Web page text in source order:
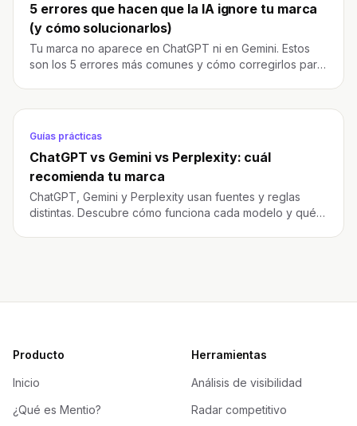
5 errores que hacen que la IA ignore tu marca
(y cómo solucionarlos)
Tu marca no aparece en ChatGPT ni en Gemini. Estos
son los 5 errores más comunes y cómo corregirlos para
Guías prácticas
ChatGPT vs Gemini vs Perplexity: cuál
recomienda tu marca
ChatGPT, Gemini y Perplexity usan fuentes y reglas
distintas. Descubre cómo funciona cada modelo y qué
Producto
Inicio
¿Qué es Mentio?
Herramientas
Análisis de visibilidad
Radar competitivo